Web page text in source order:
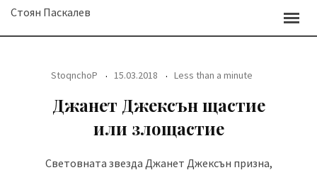
SkipСтоян Паскалев
StoqnchoP 15.03.2018 Less than a minute
Джанет Джексън щастие
или злощастие
Световната звезда Джанет Джексън призна,